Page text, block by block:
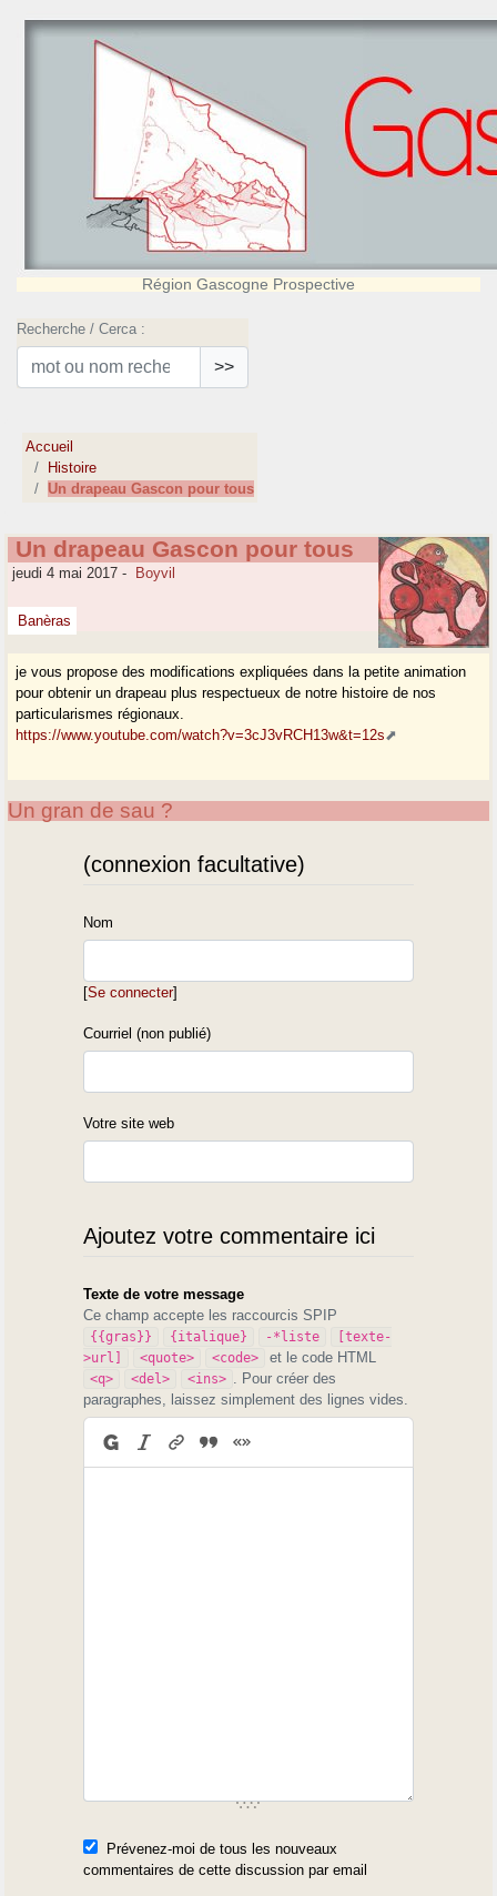
Région Gascogne Prospective
Recherche / Cerca :
>>
Accueil
Histoire
Un drapeau Gascon pour tous
Un drapeau Gascon pour tous
jeudi 4 mai 2017 - Boyvil
Banèras
je vous propose des modifications expliquées dans la petite animation
pour obtenir un drapeau plus respectueux de notre histoire de nos
particularismes régionaux.
https://www.youtube.com/watch?v=3cJ3vRCH13w&t=12s
Un gran de sau ?
(connexion facultative)
Nom
[Se connecter]
Courriel (non publié)
Votre site web
Ajoutez votre commentaire ici
Texte de votre message
Ce champ accepte les raccourcis SPIP
{{gras}} {italique} -*liste
[texte-
>url]
<quote> <code> et le code HTML
<q> <del> <ins>
. Pour créer des
paragraphes, laissez simplement des lignes vides.
Prévenez-moi de tous les nouveaux
commentaires de cette discussion par email